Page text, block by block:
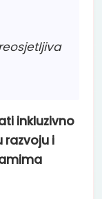
inkluzivno
razvoju i